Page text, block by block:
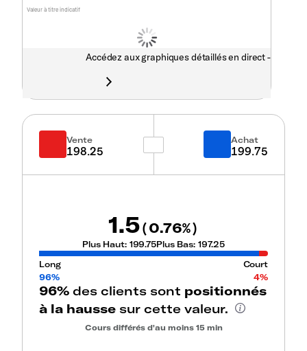
Valeur à titre indicatif
Accédez aux graphiques détaillés en direct -
Vente
198.25
Achat
199.75
1.5(0.76%)
Plus Haut: 199.75Plus Bas: 197.25
Long
Court
96%
4%
96% des clients sont positionnés
à la hausse sur cette valeur.
Cours différés d'au moins 15 min